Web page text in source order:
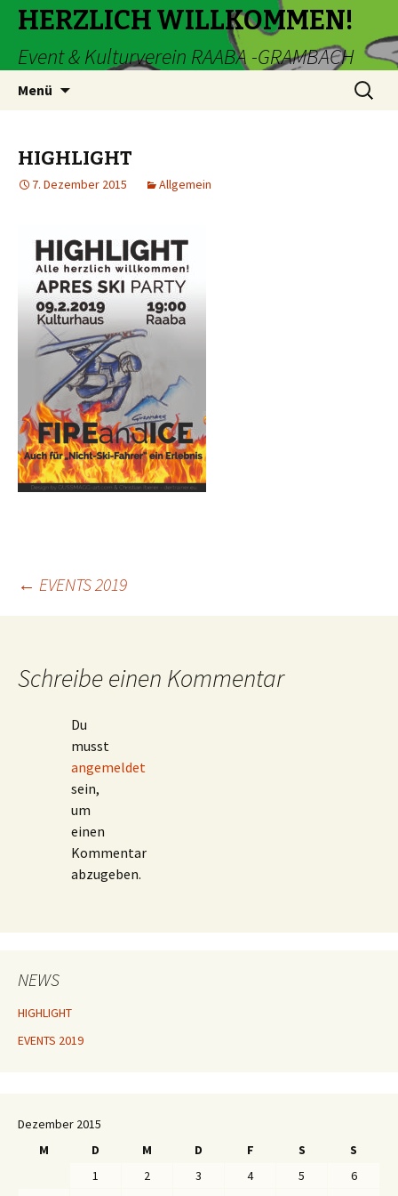
HERZLICH WILLKOMMEN!
Event & Kulturverein RAABA -GRAMBACH
Menü
Suche
nach:
HIGHLIGHT
7. Dezember 2015 Allgemein
Beitragsnavigation
← EVENTS 2019
Schreibe einen Kommentar
Du
musst
angemeldet
sein,
um
einen
Kommentar
abzugeben.
NEWS
HIGHLIGHT
EVENTS 2019
Dezember 2015
M
D M D F S
S
1
2 3 4 5
6